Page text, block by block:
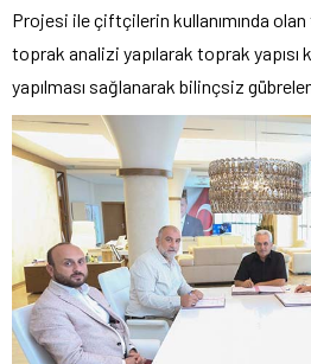
Projesi ile çiftçilerin kullanımında
toprak analizi yapılarak toprak yapısı
yapılması sağlanarak bilinçsiz